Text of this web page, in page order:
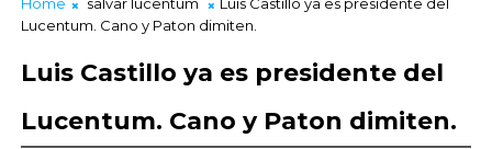
Lucentum. Cano y Paton dimiten.
Luis Castillo ya es presidente del
Lucentum. Cano y Paton dimiten.